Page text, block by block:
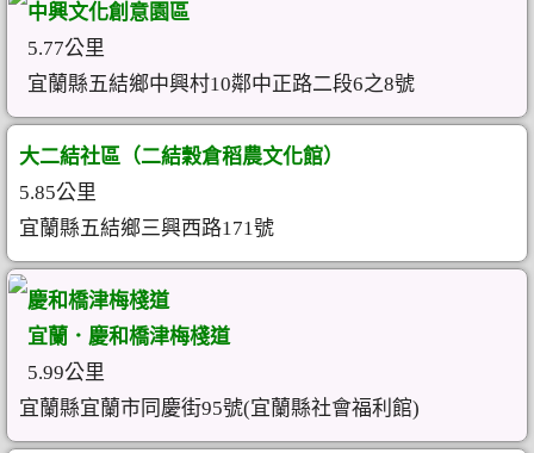
中興文化創意園區
5.77公里
宜蘭縣五結鄉中興村10鄰中正路二段6之8號
大二結社區（二結穀倉稻農文化館）
5.85公里
宜蘭縣五結鄉三興西路171號
慶和橋津梅棧道
宜蘭．慶和橋津梅棧道
5.99公里
宜蘭縣宜蘭市同慶街95號(宜蘭縣社會福利館)